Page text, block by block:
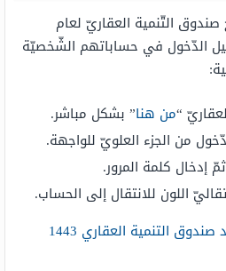
التّنمية العقاريّ لعام
الدّخول في حساباتهم الشّخصيّة
“من هنا” بشكل مباشر.
من الجزء العلويّ للواجهة.
إدخال كلمة المرور.
اللون للانتقال إلى الحساب.
التنمية العقاري 1443